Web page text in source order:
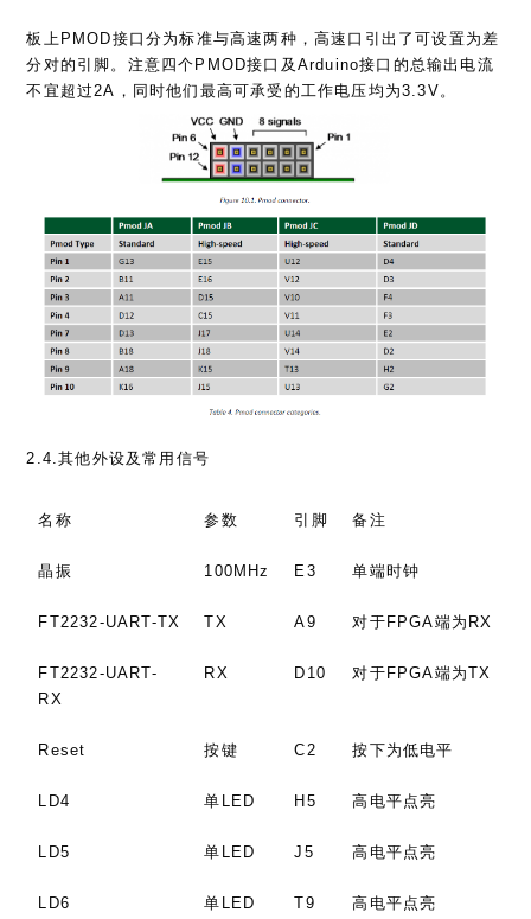
板上PMOD接口分为标准与高速两种，高速口引出了可设置为差
分对的引脚。注意四个PMOD接口及Arduino接口的总输出电流
不宜超过2A，同时他们最高可承受的工作电压均为3.3V。
2.4.其他外设及常用信号
名称 参数 引脚 备注
晶振 100MHz E3 单端时钟
FT2232-UART-TX TX A9 对于FPGA端为RX
FT2232-UART-
RX
RX D10 对于FPGA端为TX
Reset 按键 C2 按下为低电平
LD4 单LED H5 高电平点亮
LD5 单LED J5 高电平点亮
LD6 单LED T9 高电平点亮